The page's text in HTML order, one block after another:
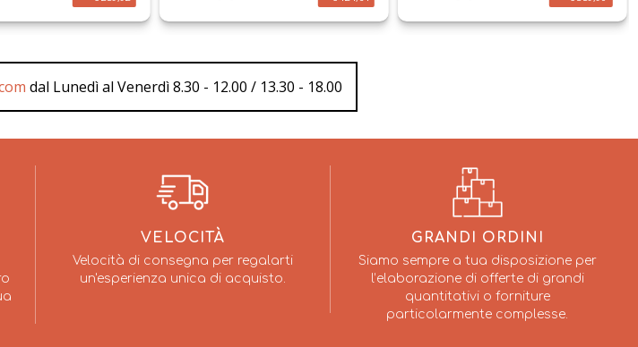
dal Lunedì al Venerdì 8.30 - 12.00 / 13.30 - 18.00
VELOCITÀ
Velocità di consegna per regalarti
un'esperienza unica di acquisto.
GRANDI ORDINI
Siamo sempre a tua disposizione per
l’elaborazione di offerte di grandi
quantitativi o forniture
particolarmente complesse.